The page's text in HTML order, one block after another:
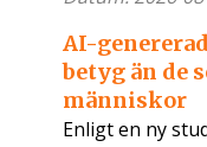
AI-
betyg än de
människor
Enligt en ny